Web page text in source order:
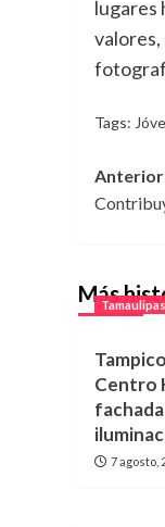
lugares
Tags:
de
MásTamaulipas
Centro
7 agosto,